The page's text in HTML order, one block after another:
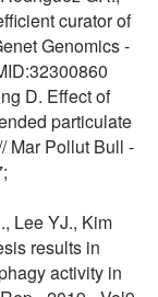
curator of
Genomics -
D. Effect of
particulate
Mar Pollut Bull -
Lee YJ., Kim
results in
activity in